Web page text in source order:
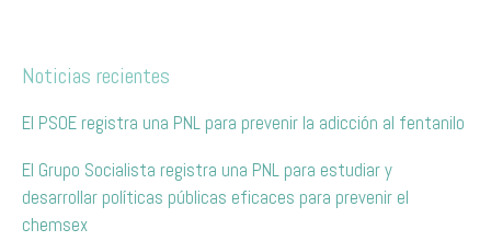
Noticias recientes
El PSOE registra una PNL para prevenir la adicción al fentanilo
El Grupo Socialista registra una PNL para estudiar y
desarrollar políticas públicas eficaces para prevenir el
chemsex